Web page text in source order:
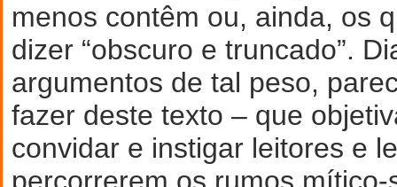
menos contêm ou, ainda, os
dizer “obscuro e truncado”.
argumentos de tal peso,
fazer deste texto – que
convidar e instigar leitores e
percorrerem os rumos